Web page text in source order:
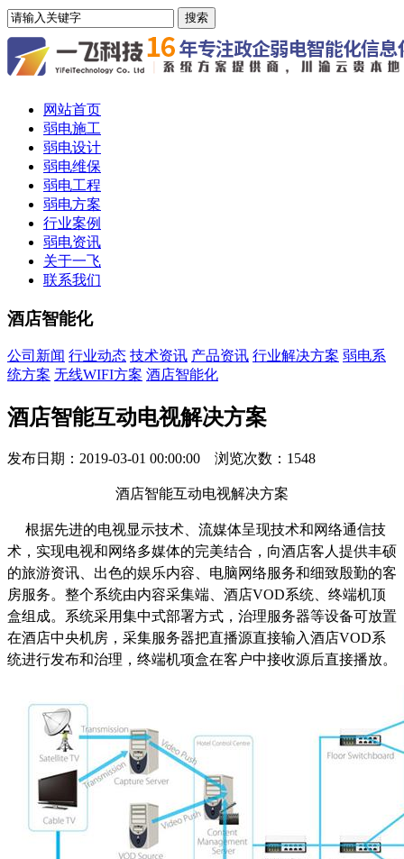
网站首页
弱电施工
弱电设计
弱电维保
弱电工程
弱电方案
行业案例
弱电资讯
关于一飞
联系我们
酒店智能化
公司新闻 行业动态 技术资讯 产品资讯 行业解决方案 弱电系
统方案 无线WIFI方案 酒店智能化
酒店智能互动电视解决方案
发布日期：2019-03-01 00:00:00 浏览次数：1548
酒店智能互动电视解决方案
根据先进的电视显示技术、流媒体呈现技术和网络通信技
术，实现电视和网络多媒体的完美结合，向酒店客人提供丰硕
的旅游资讯、出色的娱乐内容、电脑网络服务和细致殷勤的客
房服务。整个系统由内容采集端、酒店VOD系统、终端机顶
盒组成。系统采用集中式部署方式，治理服务器等设备可放置
在酒店中央机房，采集服务器把直播源直接输入酒店VOD系
统进行发布和治理，终端机项盒在客户中接收源后直接播放。